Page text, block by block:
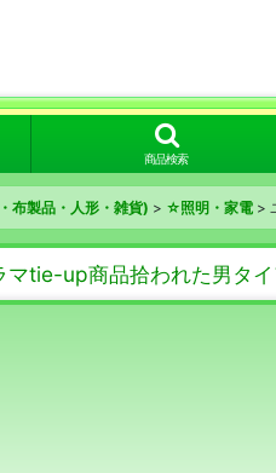
商品検索
布製品・人形・雑貨) > ☆照明・家電 >
ラマtie-up商品拾われた